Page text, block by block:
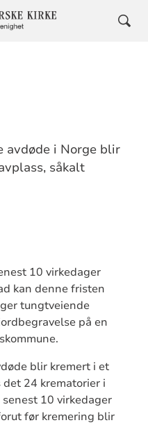
avdøde i Norge blir
såkalt
10 virkedager
kan denne fristen
tungtveiende
på en
blir kremert i et
24 krematorier i
10 virkedager
før kremering blir